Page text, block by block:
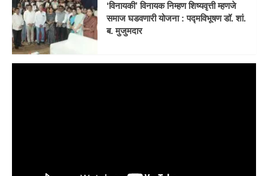
‘विनायकी’ विनायक निम्हण शिष्यवृत्ती म्हणजे
समाज घडवणारी योजना : पद्मविभूषण डॉ. शां.
ब. मुजुमदार